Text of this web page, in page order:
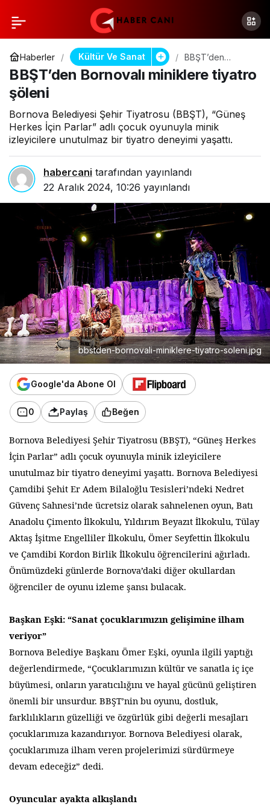
Haberler Kültür Ve Sanat
BBŞT’den
Bornovalı
miniklere tiyatro
BBŞT’den Bornovalı miniklere tiyatro
şöleni
Bornova Belediyesi Şehir Tiyatrosu (BBŞT), “Güneş
Herkes İçin Parlar” adlı çocuk oyunuyla minik
izleyicilere unutulmaz bir tiyatro deneyimi yaşattı.
habercani tarafından yayınlandı
22 Aralık 2024, 10:26 yayınlandı
bbstden-bornovali-miniklere-tiyatro-soleni.jpg
Google'da Abone Ol
0 Paylaş Beğen
Bornova Belediyesi Şehir Tiyatrosu (BBŞT), “Güneş Herkes
İçin Parlar” adlı çocuk oyunuyla minik izleyicilere
unutulmaz bir tiyatro deneyimi yaşattı. Bornova Belediyesi
Çamdibi Şehit Er Adem Bilaloğlu Tesisleri’ndeki Nedret
Güvenç Sahnesi’nde ücretsiz olarak sahnelenen oyun, Batı
Anadolu Çimento İlkokulu, Yıldırım Beyazıt İlkokulu, Tülay
Aktaş İşitme Engelliler İlkokulu, Ömer Seyfettin İlkokulu
ve Çamdibi Kordon Birlik İlkokulu öğrencilerini ağırladı.
Önümüzdeki günlerde Bornova’daki diğer okullardan
öğrenciler de oyunu izleme şansı bulacak.
Başkan Eşki: “Sanat çocuklarımızın gelişimine ilham
veriyor”
Bornova Belediye Başkanı Ömer Eşki, oyunla ilgili yaptığı
değerlendirmede, “Çocuklarımızın kültür ve sanatla iç içe
büyümesi, onların yaratıcılığını ve hayal gücünü geliştiren
önemli bir unsurdur. BBŞT’nin bu oyunu, dostluk,
farklılıkların güzelliği ve özgürlük gibi değerli mesajları
çocuklarımıza kazandırıyor. Bornova Belediyesi olarak,
çocuklarımıza ilham veren projelerimizi sürdürmeye
devam edeceğiz” dedi.
Oyuncular ayakta alkışlandı